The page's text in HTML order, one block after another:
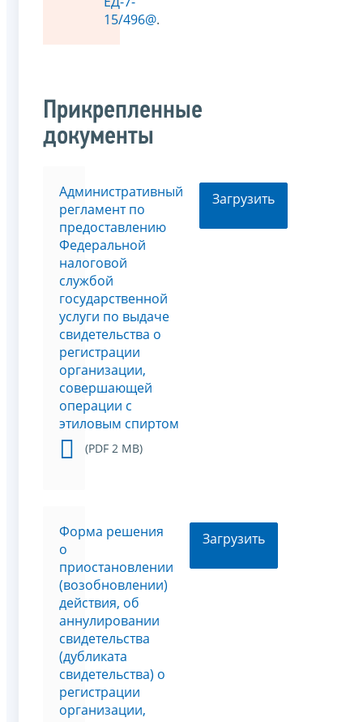
15/496@.
Прикрепленные
документы
Административный
регламент по
предоставлению
Федеральной
налоговой
службой
государственной
услуги по выдаче
свидетельства о
регистрации
организации,
совершающей
операции с
этиловым спиртом
(PDF 2 MB)
Загрузить
Форма решения
о
приостановлении
(возобновлении)
действия, об
аннулировании
свидетельства
(дубликата
свидетельства) о
регистрации
организации,
Загрузить